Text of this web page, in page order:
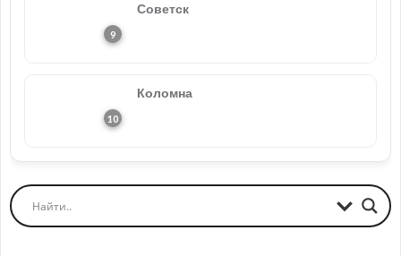
Советск
Коломна